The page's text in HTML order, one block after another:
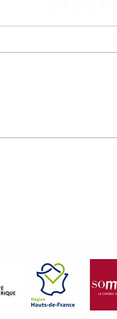
Noté 0